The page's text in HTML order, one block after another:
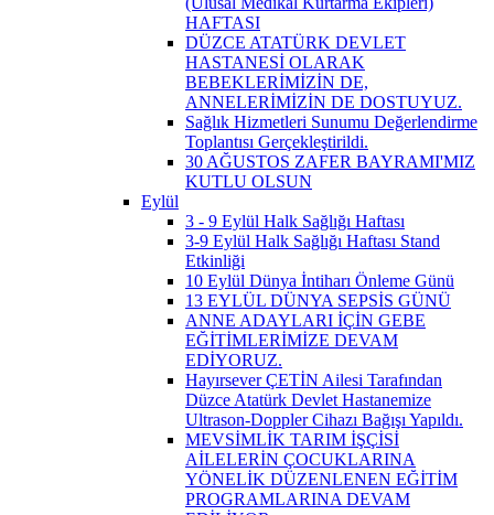
HAFTASI
DÜZCE ATATÜRK DEVLET
HASTANESİ OLARAK
BEBEKLERİMİZİN DE,
ANNELERİMİZİN DE DOSTUYUZ.
Sağlık Hizmetleri Sunumu Değerlendirme
Toplantısı Gerçekleştirildi.
30 AĞUSTOS ZAFER BAYRAMI'MIZ
KUTLU OLSUN
Eylül
3 - 9 Eylül Halk Sağlığı Haftası
3-9 Eylül Halk Sağlığı Haftası Stand
Etkinliği
10 Eylül Dünya İntiharı Önleme Günü
13 EYLÜL DÜNYA SEPSİS GÜNÜ
ANNE ADAYLARI İÇİN GEBE
EĞİTİMLERİMİZE DEVAM
EDİYORUZ.
Hayırsever ÇETİN Ailesi Tarafından
Düzce Atatürk Devlet Hastanemize
Ultrason-Doppler Cihazı Bağışı Yapıldı.
MEVSİMLİK TARIM İŞÇİSİ
AİLELERİN ÇOCUKLARINA
YÖNELİK DÜZENLENEN EĞİTİM
PROGRAMLARINA DEVAM